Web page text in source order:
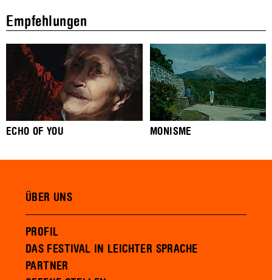
Empfehlungen
ECHO OF YOU MONISME
ÜBER UNS
PROFIL
DAS FESTIVAL IN LEICHTER SPRACHE
PARTNER